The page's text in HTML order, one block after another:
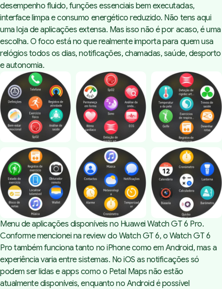
desempenho fluido, funções essenciais bem executadas,
interface limpa e consumo energético reduzido. Não tens aqui
uma loja de aplicações extensa. Mas isso não é por acaso, é uma
escolha. O foco está no que realmente importa para quem usa
relógios todos os dias, notificações, chamadas, saúde, desporto
e autonomia.
Menu de aplicações disponíveis no Huawei Watch GT 6 Pro.
Conforme mencionei na review do Watch GT 6, o Watch GT 6
Pro também funciona tanto no iPhone como em Android, mas a
experiência varia entre sistemas. No iOS as notificações só
podem ser lidas e apps como o Petal Maps não estão
atualmente disponíveis, enquanto no Android é possível